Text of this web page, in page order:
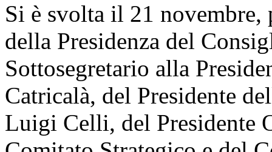
Si è svolta il 21 novembre,
della Presidenza del
Sottosegretario alla
Catricalà, del Presidente
Luigi Celli, del Presidente